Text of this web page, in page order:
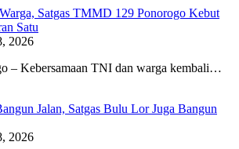
Satgas TMMD 129 Ponorogo Kebut
Satu
2026
– Kebersamaan TNI dan warga kembali…
Jalan, Satgas Bulu Lor Juga Bangun
2026